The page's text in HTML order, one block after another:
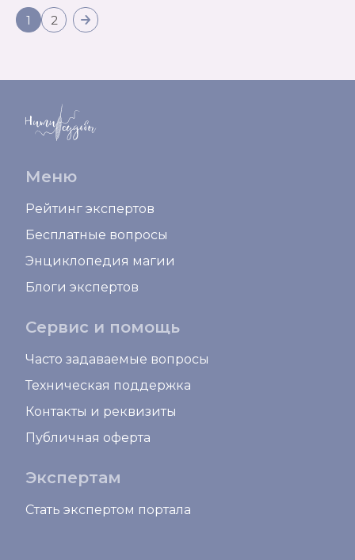
1 2
Меню
Рейтинг экспертов
Бесплатные вопросы
Энциклопедия магии
Блоги экспертов
Сервис и помощь
Часто задаваемые вопросы
Техническая поддержка
Контакты и реквизиты
Публичная оферта
Экспертам
Стать экспертом портала